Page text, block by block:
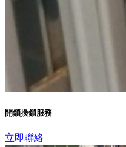
開鎖換鎖服務
立即聯絡